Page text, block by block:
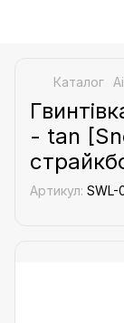
Каталог
- tan
Артикул: SWL-